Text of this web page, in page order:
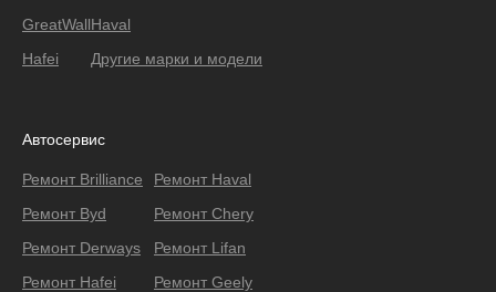
GreatWall
Hafei
Haval
Другие марки и модели
Автосервис
Ремонт Brilliance
Ремонт Byd
Ремонт Derways
Ремонт Hafei
Ремонт Haval
Ремонт Chery
Ремонт Lifan
Ремонт Geely